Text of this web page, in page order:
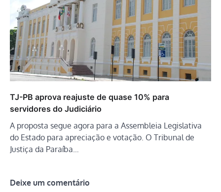
TJ-PB aprova reajuste de quase 10% para
servidores do Judiciário
A proposta segue agora para a Assembleia Legislativa
do Estado para apreciação e votação. O Tribunal de
Justiça da Paraíba…
Deixe um comentário